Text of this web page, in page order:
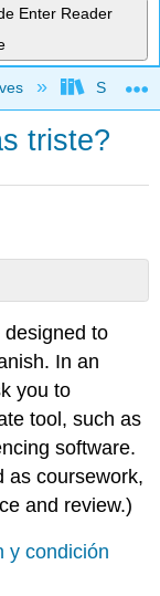
Enter Reader
Skyline
triste?
to
In an
you to
tool, such as
software.
as coursework,
and review.)
y condición